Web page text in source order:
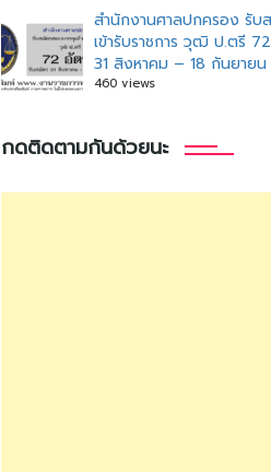
สํานักงานศาลปกครอง รับ
เข้ารับราชการ วุฒิ ป.ตรี
31 สิงหาคม – 18 กันยายน
460 views
กดติดตามกันด้วยนะ